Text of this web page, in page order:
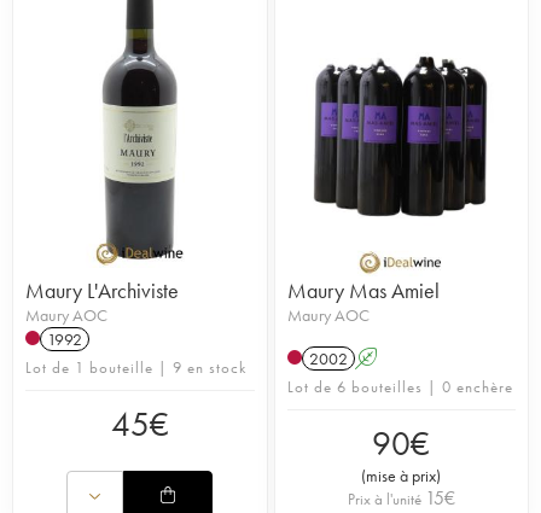
Maury L'Archiviste
Maury AOC
1992
Lot de 1 bouteille | 9 en stock
45€
Maury Mas Amiel
Maury AOC
2002 A
Lot de 6 bouteilles | 0 enchère
90€
(mise à prix)
Prix à l'unité 15€